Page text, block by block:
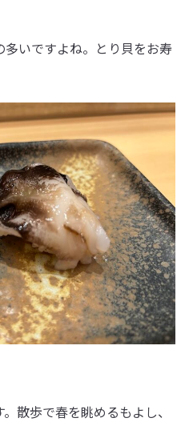
いですよね。とり貝をお寿
散歩で春を眺めるもよし、